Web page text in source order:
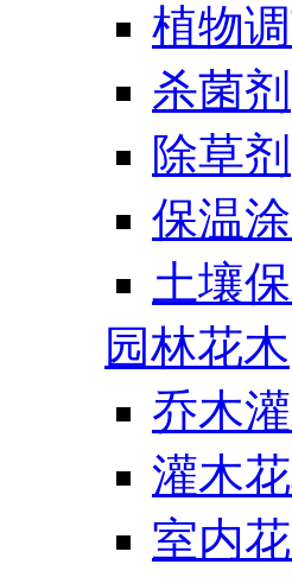
植物
杀菌剂
除草剂
保温
土壤
园林花木
乔木
灌木
室内